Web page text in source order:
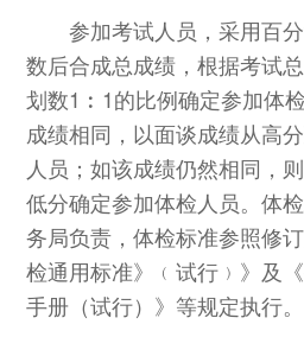
参加考试人员，采用百分
数后合成总成绩，根据考试
划数1︰1的比例确定参加体
成绩相同，以面谈成绩从高
人员；如该成绩仍然相同，
低分确定参加体检人员。体
务局负责，体检标准参照修
检通用标准》﹙试行﹚》及
手册（试行）》等规定执行。